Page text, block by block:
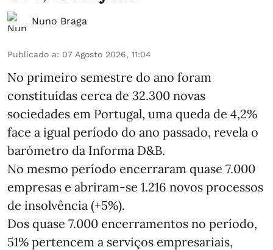
Nuno Braga
Publicado a: 07 Agosto 2026, 11:04
No primeiro semestre do ano foram
constituídas cerca de 32.300 novas
sociedades em Portugal, uma queda de 4,2%
face a igual período do ano passado, revela o
barómetro da Informa D&B.
No mesmo período encerraram quase 7.000
empresas e abriram‑se 1.216 novos processos
de insolvência (+5%).
Dos quase 7.000 encerramentos no período,
51% pertencem a serviços empresariais,